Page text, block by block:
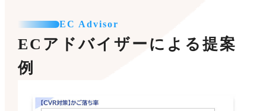
EC Advisor
ECアドバイザーによる提案
例